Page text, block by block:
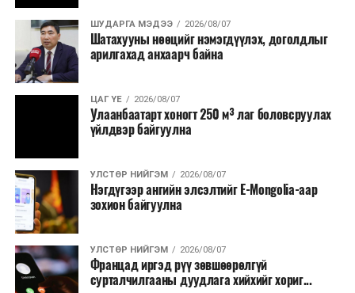
наймдугаар сард багтаан бэлэн болгоно. Монголбанк
болон арилжааны банкуудтай хамтран стратегийн
бүтээгдэхүүний нөөц бүрдүүлэх, хадгалах, түгээх,
борлуулах бүх шатанд цахим төлбөрийн баримт
үйлдэж, бүртгэлийг ил тод болгох юм.
2026 оны намар бэлтгэж, 2027 оны хавар худалдаанд
Засаг дарга Б.Пүрэвдагваг онцгойлон анхаарч
ажиллахыг Ерөнхий сайд үүрэг болгожээ.
Нөөцийн махыг цахим системд бүртгэснээр мах
бэлтгэлийн явц, нөөцийн үлдэгдэл ил тод болно. Мөн
хөнгөлөлттэй зээлийг зориулалтын бусаар ашиглах
явдлыг таслан зогсоох, хүртээмжийг нэмэгдүүлэх,
ШУДАРГА МЭДЭЭ 2026/08/07
Шатахууны нөөцийг нэмэгдүүлэх, доголдлыг
арилгахад анхаарч байна
ЦАГ ҮЕ 2026/08/07
Улаанбаатарт хоногт 250 м³ лаг боловсруулах
үйлдвэр байгуулна
УЛСТӨР НИЙГЭМ 2026/08/07
Нэгдүгээр ангийн элсэлтийг E-Mongolia-аар
зохион байгуулна
УЛСТӨР НИЙГЭМ 2026/08/07
Францад иргэд рүү зөвшөөрөлгүй
сурталчилгааны дуудлага хийхийг хориг...